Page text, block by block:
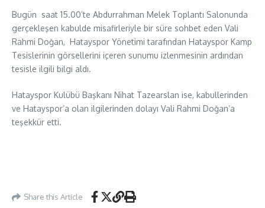
Bugün saat 15.00’te Abdurrahman Melek Toplantı Salonunda
gerçekleşen kabulde misafirleriyle bir süre sohbet eden Vali
Rahmi Doğan, Hatayspor Yönetimi tarafından Hatayspor Kamp
Tesislerinin görsellerini içeren sunumu izlenmesinin ardından
tesisle ilgili bilgi aldı.
Hatayspor Kulübü Başkanı Nihat Tazearslan ise, kabullerinden
ve Hatayspor’a olan ilgilerinden dolayı Vali Rahmi Doğan’a
teşekkür etti.
Share this Article